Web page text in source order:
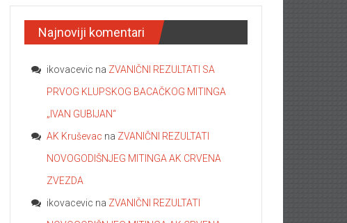
Najnoviji komentari
ikovacevic na ZVANIČNI REZULTATI SA
PRVOG KLUPSKOG BACAČKOG MITINGA
„IVAN GUBIJAN“
AK Kruševac na ZVANIČNI REZULTATI
NOVOGODIŠNJEG MITINGA AK CRVENA
ZVEZDA
ikovacevic na ZVANIČNI REZULTATI